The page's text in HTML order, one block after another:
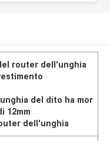
router dell'unghia
del dito ha mor
12mm
dell'unghia